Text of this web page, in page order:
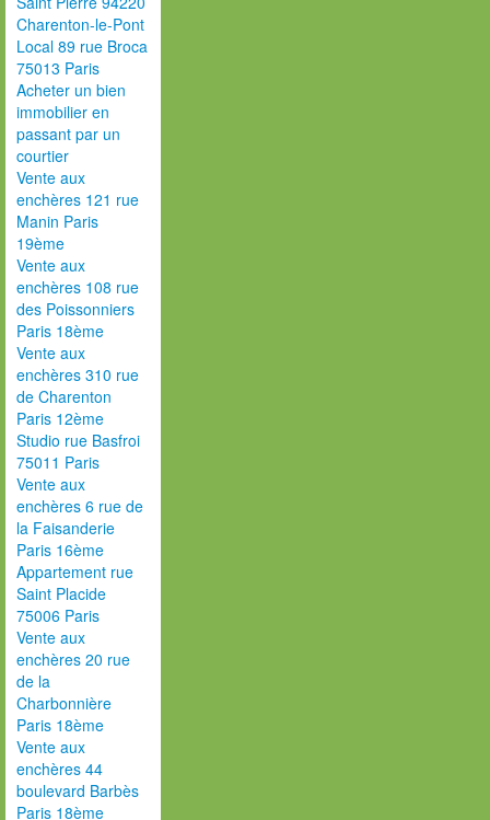
Charenton-le-Pont
Local 89 rue Broca
75013 Paris
Acheter un bien
immobilier en
passant par un
courtier
Vente aux
enchères 121 rue
Manin Paris
19ème
Vente aux
enchères 108 rue
des Poissonniers
Paris 18ème
Vente aux
enchères 310 rue
de Charenton
Paris 12ème
Studio rue Basfroi
75011 Paris
Vente aux
enchères 6 rue de
la Faisanderie
Paris 16ème
Appartement rue
Saint Placide
75006 Paris
Vente aux
enchères 20 rue
de la
Charbonnière
Paris 18ème
Vente aux
enchères 44
boulevard Barbès
Paris 18ème